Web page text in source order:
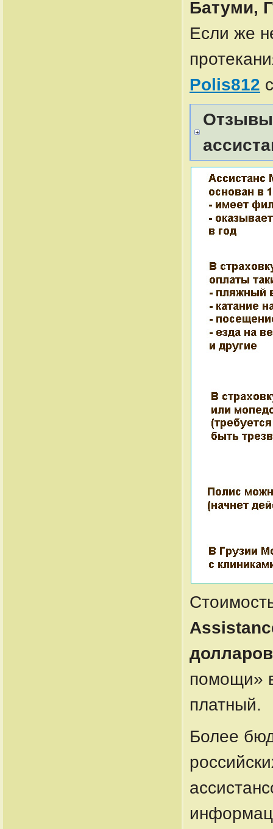
Батуми,
Если же
Polis812
Отзывы
долларов
помощи»
платный.
Более